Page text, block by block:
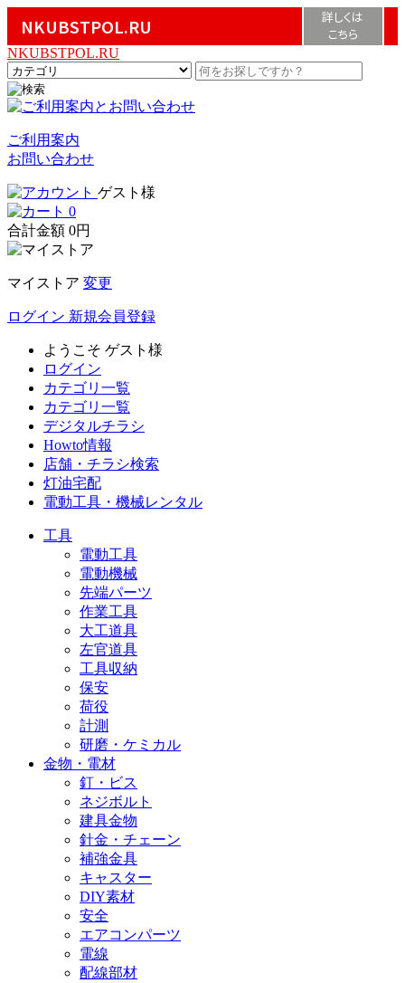
NKUBSTPOL.RU
詳しくは
こちら
NKUBSTPOL.RU
ご利用案内
お問い合わせ
ゲスト様
0
合計金額 0円
マイストア 変更
ログイン 新規会員登録
ようこそ ゲスト様
ログイン
カテゴリ一覧
カテゴリ一覧
デジタルチラシ
Howto情報
店舗・チラシ検索
灯油宅配
電動工具・機械レンタル
工具
電動工具
電動機械
先端パーツ
作業工具
大工道具
左官道具
工具収納
保安
荷役
計測
研磨・ケミカル
金物・電材
釘・ビス
ネジボルト
建具金物
針金・チェーン
補強金具
キャスター
DIY素材
安全
エアコンパーツ
電線
配線部材